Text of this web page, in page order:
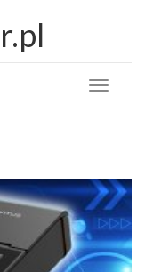
Toggle